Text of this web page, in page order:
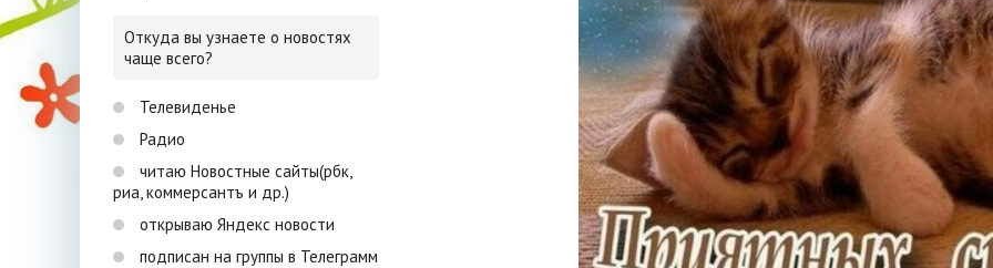
Откуда вы узнаете о новостях
чаще всего?
Телевиденье
Радио
читаю Новостные сайты(рбк,
риа, коммерсантъ и др.)
открываю Яндекс новости
подписан на группы в Телеграмм